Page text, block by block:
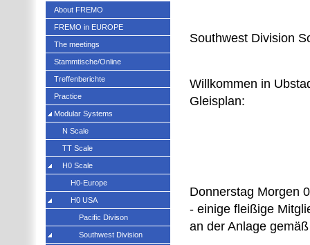
Southwest Division
Willkommen in
Gleisplan:
Donnerstag Morgen
- einige fleißige
an der Anlage
About FREMO
FREMO in EUROPE
The meetings
Stammtische/Online
Treffenberichte
Practice
Modular Systems
N Scale
TT Scale
H0 Scale
H0-Europe
H0 USA
Pacific Divison
Southwest Division